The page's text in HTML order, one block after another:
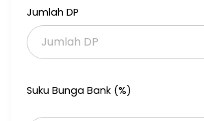
Jumlah DP
Suku Bunga Bank (%)